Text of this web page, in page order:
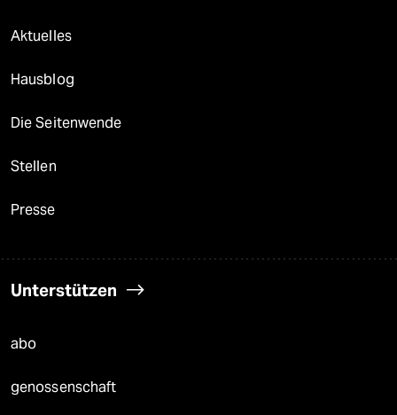
Aktuelles
Hausblog
Die Seitenwende
Stellen
Presse
Unterstützen
abo
genossenschaft